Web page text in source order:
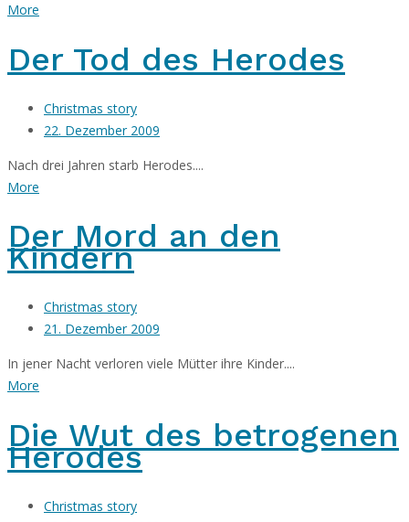
More
Der Tod des Herodes
Christmas story
22. Dezember 2009
Nach drei Jahren starb Herodes....
More
Der Mord an den
Kindern
Christmas story
21. Dezember 2009
In jener Nacht verloren viele Mütter ihre Kinder....
More
Die Wut des betrogenen
Herodes
Christmas story